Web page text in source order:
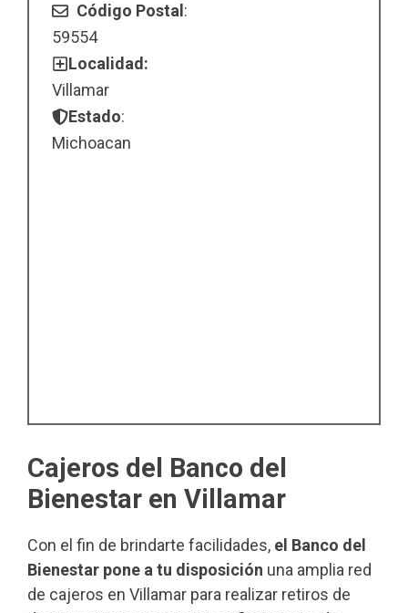
Código Postal :
59554
Localidad:
Villamar
Estado:
Michoacan
Cajeros del Banco del
Bienestar en Villamar
Con el fin de brindarte facilidades, el Banco del
Bienestar pone a tu disposición una amplia red
de cajeros en Villamar para realizar retiros de